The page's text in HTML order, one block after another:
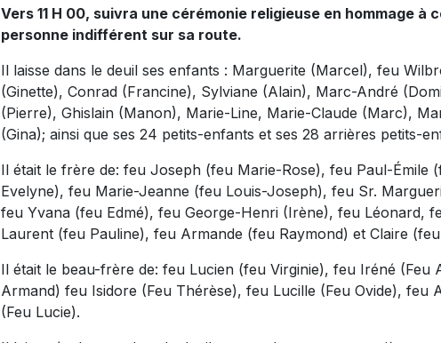
Vers 11 H 00, suivra une cérémonie religieuse en hommage à
personne indifférent sur sa route.
Il laisse dans le deuil ses enfants : Marguerite (Marcel), feu
(Ginette), Conrad (Francine), Sylviane (Alain), Marc-André
(Pierre), Ghislain (Manon), Marie-Line, Marie-Claude (Marc),
(Gina); ainsi que ses 24 petits-enfants et ses 28 arrières petits-
Il était le frère de: feu Joseph (feu Marie-Rose), feu Paul-Émile
Evelyne), feu Marie-Jeanne (feu Louis-Joseph), feu Sr.
feu Yvana (feu Edmé), feu George-Henri (Irène), feu Léonard,
Laurent (feu Pauline), feu Armande (feu Raymond) et Claire
Il était le beau-frère de: feu Lucien (feu Virginie), feu Iréné (Feu
Armand) feu Isidore (Feu Thérèse), feu Lucille (Feu Ovide), feu
(Feu Lucie).